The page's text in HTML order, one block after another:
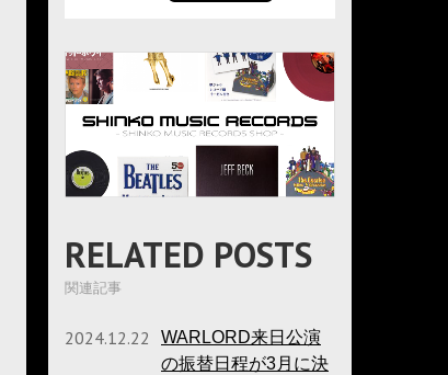
RELATED POSTS
関連記事
2024.12.22
WARLORD来日公演
の振替日程が3月に決